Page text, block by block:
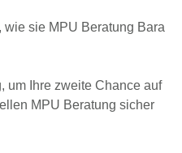
wie sie MPU Beratung Bara
um Ihre zweite Chance auf
MPU Beratung sicher